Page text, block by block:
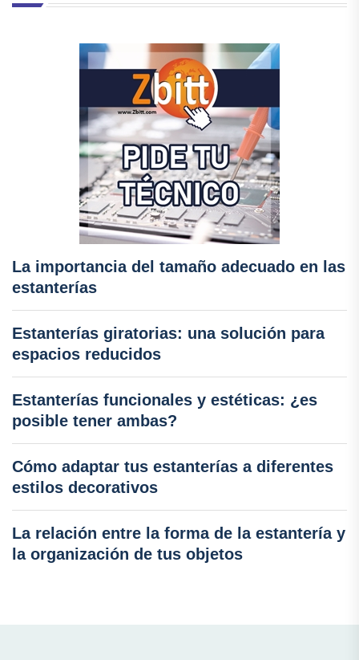
La importancia del tamaño adecuado en las
estanterías
Estanterías giratorias: una solución para
espacios reducidos
Estanterías funcionales y estéticas: ¿es
posible tener ambas?
Cómo adaptar tus estanterías a diferentes
estilos decorativos
La relación entre la forma de la estantería y
la organización de tus objetos